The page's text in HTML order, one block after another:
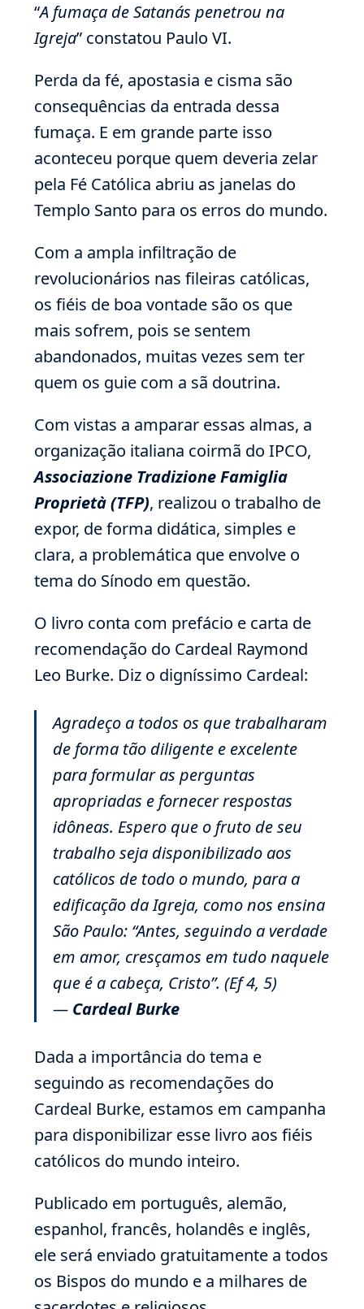
“A fumaça de Satanás penetrou na
Igreja” constatou Paulo VI.
Perda da fé, apostasia e cisma são
consequências da entrada dessa
fumaça. E em grande parte isso
aconteceu porque quem deveria zelar
pela Fé Católica abriu as janelas do
Templo Santo para os erros do mundo.
Com a ampla infiltração de
revolucionários nas fileiras católicas,
os fiéis de boa vontade são os que
mais sofrem, pois se sentem
abandonados, muitas vezes sem ter
quem os guie com a sã doutrina.
Com vistas a amparar essas almas, a
organização italiana coirmã do IPCO,
Associazione Tradizione Famiglia
Proprietà (TFP), realizou o trabalho de
expor, de forma didática, simples e
clara, a problemática que envolve o
tema do Sínodo em questão.
O livro conta com prefácio e carta de
recomendação do Cardeal Raymond
Leo Burke. Diz o digníssimo Cardeal:
Agradeço a todos os que trabalharam
de forma tão diligente e excelente
para formular as perguntas
apropriadas e fornecer respostas
idôneas. Espero que o fruto de seu
trabalho seja disponibilizado aos
católicos de todo o mundo, para a
edificação da Igreja, como nos ensina
São Paulo: “Antes, seguindo a verdade
em amor, cresçamos em tudo naquele
que é a cabeça, Cristo”. (Ef 4, 5)
— Cardeal Burke
Dada a importância do tema e
seguindo as recomendações do
Cardeal Burke, estamos em campanha
para disponibilizar esse livro aos fiéis
católicos do mundo inteiro.
Publicado em português, alemão,
espanhol, francês, holandês e inglês,
ele será enviado gratuitamente a todos
os Bispos do mundo e a milhares de